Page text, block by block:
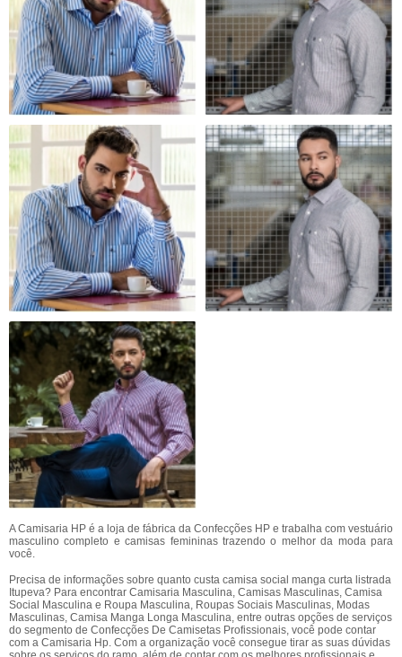
A Camisaria HP é a loja de fábrica da Confecções HP e trabalha com vestuário
masculino completo e camisas femininas trazendo o melhor da moda para
você.
Precisa de informações sobre quanto custa camisa social manga curta listrada
Itupeva? Para encontrar Camisaria Masculina, Camisas Masculinas, Camisa
Social Masculina e Roupa Masculina, Roupas Sociais Masculinas, Modas
Masculinas, Camisa Manga Longa Masculina, entre outras opções de serviços
do segmento de Confecções De Camisetas Profissionais, você pode contar
com a Camisaria Hp. Com a organização você consegue tirar as suas dúvidas